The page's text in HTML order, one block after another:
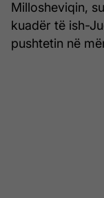
Millosheviqin,
kuadër të ish-
pushtetin në